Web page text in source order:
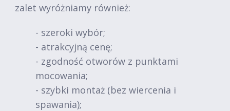
zalet wyróżniamy również:
- szeroki wybór;
- atrakcyjną cenę;
- zgodność otworów z punktami
mocowania;
- szybki montaż (bez wiercenia i
spawania);